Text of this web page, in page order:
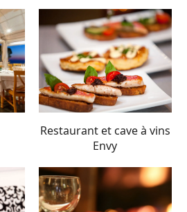
Restaurant et cave à vins
Envy